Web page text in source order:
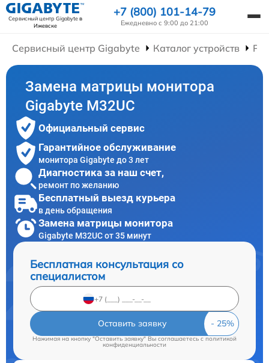
Сервисный центр Gigabyteв
Ижевске
+7 (800) 101-14-79
Ежедневно с 9:00 до 21:00
Сервисный центр Gigabyte Каталог устройств
Замена матрицы монитора
Gigabyte M32UC
Официальный сервис
Гарантийное обслуживание
монитора Gigabyte до 3 лет
Диагностика за наш счет,
ремонт по желанию
Бесплатный выезд курьера
в день обращения
Замена матрицы монитора
Gigabyte M32UC от 35 минут
Бесплатная консультация со
специалистом
Оставить заявку
Нажимая на кнопку "Оставить заявку" Вы соглашаетесь c политикой
конфиденциальности